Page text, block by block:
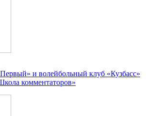
и волейбольный клуб «Кузбасс»
комментаторов»